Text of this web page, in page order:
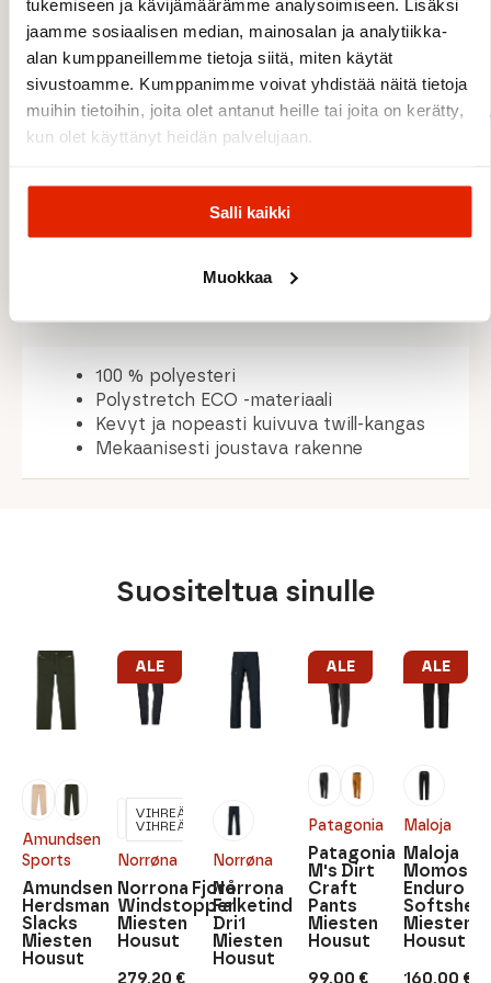
tukemiseen ja kävijämäärämme analysoimiseen. Lisäksi
jaamme sosiaalisen median, mainosalan ja analytiikka-
alan kumppaneillemme tietoja siitä, miten käytät
sivustoamme. Kumppanimme voivat yhdistää näitä tietoja
muihin tietoihin, joita olet antanut heille tai joita on kerätty,
kun olet käyttänyt heidän palvelujaan.
Salli kaikki
Muokkaa
Valmistettu kierrätetystä Polystretch ECO -
Kevyt ja nopeasti kuivuva rakenne
Cross Stretch lisää liikkuvuutta
Säädettävä vyötärö optimaaliseen
Joustava takaosan insertti lisää mukavuutta
Kolmoistikatut saumat lisäävät kestävyyttä
Sateenkaarisävyinen Maloja-brodeeraus
bluesign® PRODUCT -sertifioitu
100 % polyesteri
Polystretch ECO -materiaali
Kevyt ja nopeasti kuivuva twill-kangas
Mekaanisesti joustava rakenne
Suositeltua sinulle
Amundsen
Sports
Amundsen
Herdsman
Slacks
Miesten
Housut
Norrøna
ALE
279,20 €
Norrona Fjorå
Windstopper
Miesten
Housut
VIHREÄ
VIHREÄ
Norrøna
Norrona
Falketind
Dri1
Miesten
Housut
Patagonia
ALE
99,00 €
Patagonia
M's Dirt
Craft
Pants
Miesten
Housut
Maloja
ALE
160,00 €
Maloja
MomosM.
Enduro
Softshell
Miesten
Housut